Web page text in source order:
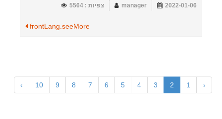
2022-01-06
manager צפיות : 5564
frontLang.seeMore
‹
1
2
3
4
5
6
7
8
9
10
›